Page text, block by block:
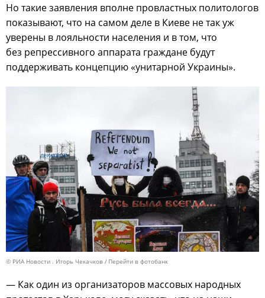
Но такие заявления вполне провластных политологов
показывают, что на самом деле в Киеве не так уж
уверены в лояльности населения и в том, что
без репрессивного аппарата граждане будут
поддерживать концепцию «унитарной Украины».
© РИА Новости . Игорь Чекачков Перейти в фотобанк
— Как один из организаторов массовых народных